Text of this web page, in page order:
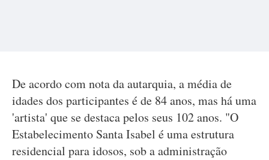
De acordo com nota da autarquia, a média de
idades dos participantes é de 84 anos, mas há uma
'artista' que se destaca pelos seus 102 anos. "O
Estabelecimento Santa Isabel é uma estrutura
residencial para idosos, sob a administração